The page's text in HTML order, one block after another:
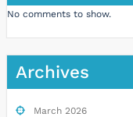
No comments to show.
Archives
March 2026